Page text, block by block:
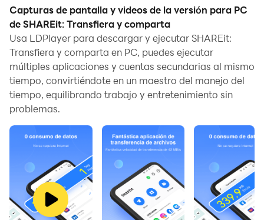
Transfiera y comparta en tu computadora y disfrutarlo
plenamente.
Al ejecutar SHAREit: Transfiera y comparta en tu
computadora, puedes ver claramente en una pantalla
grande, y controlar la aplicación con el ratón y el
teclado es mucho más rápido que con el teclado táctil,
además, nunca tendrás que preocuparte por la
duración de la batería de tu dispositivo.
Con la función de multi-apertura y sincronización,
incluso puedes ejecutar múltiples aplicaciones y
cuentas en tu PC.
Además, la función de transferencia de archivos
Capturas de pantalla y videos de la versión para PC
de SHAREit: Transfiera y comparta
Usa LDPlayer para descargar y ejecutar SHAREit:
Transfiera y comparta en PC, puedes ejecutar
múltiples aplicaciones y cuentas secundarias al mismo
tiempo, convirtiéndote en un maestro del manejo del
tiempo, equilibrando trabajo y entretenimiento sin
problemas.